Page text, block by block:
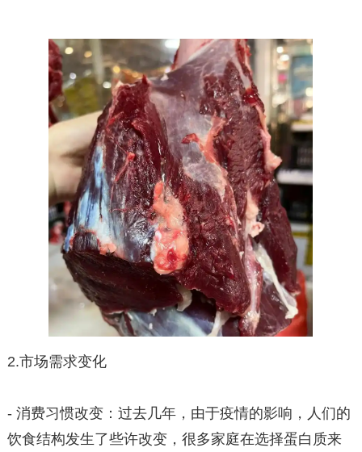
2.市场需求变化
- 消费习惯改变：过去几年，由于疫情的影响，人们的
饮食结构发生了些许改变，很多家庭在选择蛋白质来